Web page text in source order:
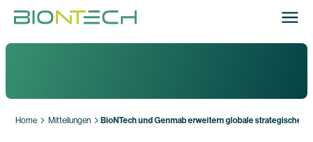
Home Mitteilungen BioNTech und Genmab erweitern globale strategische